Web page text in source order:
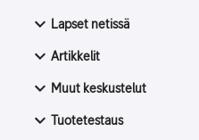
Lapset netissä
Artikkelit
Muut keskustelut
Tuotetestaus